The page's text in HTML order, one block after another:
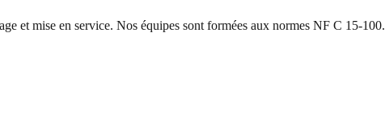
et mise en service. Nos équipes sont formées aux normes NF C 15-100.